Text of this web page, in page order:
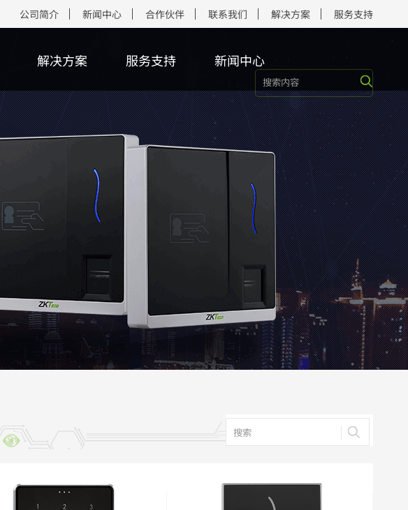
公司简介 新闻中心 合作伙伴 联系我们 解决方案 服务支持
核心平台
智能人行
智能摆闸
更多>>
多功能智能访客终端
更多>>
慧眼感知信息屏系列
会议一体机
二维码识别终端/模组
生物识别采集器
指纹采集器
温度采集器
更多>>
熵基百傲慧识人脸服务器
智能消费
离线式智能消费终端
在线式智能消费终端
更多>>
解决方案 服务支持
售后服务
服务站点查询
更多>>
新闻中心